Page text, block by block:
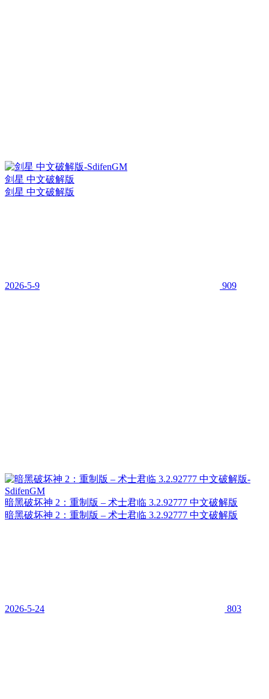
剑星 中文破解版
剑星 中文破解版
2026-5-9 909
暗黑破坏神 2：重制版 – 术士君临 3.2.92777 中文破解版
暗黑破坏神 2：重制版 – 术士君临 3.2.92777 中文破解版
2026-5-24 803